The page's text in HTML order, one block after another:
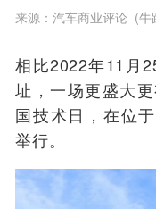
来源：汽车商业评论 (
相比2022年11月
址，一场更盛大
国技术日，在位
举行。